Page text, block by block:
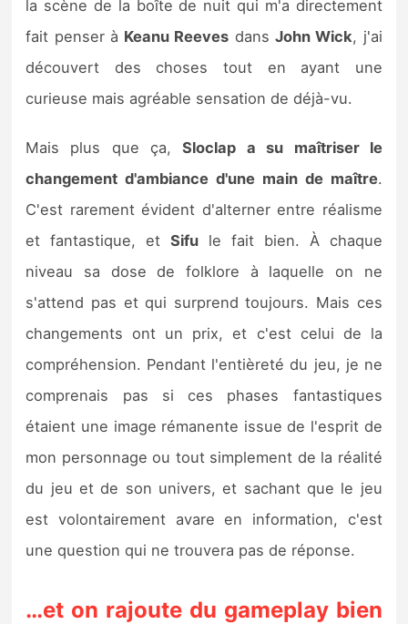
la scène de la boîte de nuit qui m'a directement
fait penser à Keanu Reeves dansJohn Wick, j'ai
découvert des choses tout en ayant une
curieuse mais agréable sensation de déjà-vu.
Mais plus que ça, Sloclap
a su maîtriser le
changement d'ambiance d'une main de maître.
C'est rarement évident d'alterner entre réalisme
et fantastique, etSifu le fait bien. À chaque
niveau sa dose de folklore à laquelle on ne
s'attend pas et qui surprend toujours. Mais ces
changements ont un prix, et c'est celui de la
compréhension. Pendant l'entièreté du jeu, je ne
comprenais pas si ces phases fantastiques
étaient une image rémanente issue de l'esprit de
mon personnage ou tout simplement de la réalité
du jeu et de son univers, et sachant que le jeu
est volontairement avare en information, c'est
une question qui ne trouvera pas de réponse.
…et on rajoute du gameplay bien